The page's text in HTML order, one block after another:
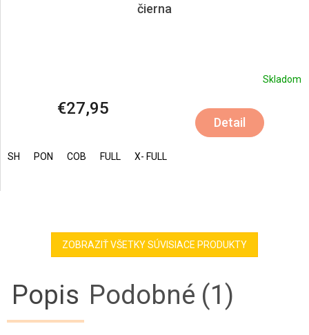
čierna
Skladom
€27,95
Detail
SH PON COB FULL X- FULL
ZOBRAZIŤ VŠETKY SÚVISIACE PRODUKTY
Popis Podobné (1)